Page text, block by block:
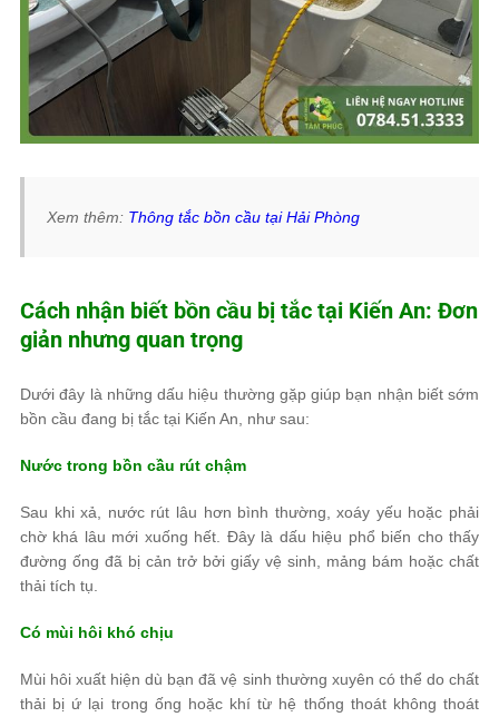
Xem thêm: Thông tắc bồn cầu tại Hải Phòng
Cách nhận biết bồn cầu bị tắc tại Kiến An: Đơn
giản nhưng quan trọng
Dưới đây là những dấu hiệu thường gặp giúp bạn nhận biết sớm
bồn cầu đang bị tắc tại Kiến An, như sau:
Nước trong bồn cầu rút chậm
Sau khi xả, nước rút lâu hơn bình thường, xoáy yếu hoặc phải
chờ khá lâu mới xuống hết. Đây là dấu hiệu phổ biến cho thấy
đường ống đã bị cản trở bởi giấy vệ sinh, mảng bám hoặc chất
thải tích tụ.
Có mùi hôi khó chịu
Mùi hôi xuất hiện dù bạn đã vệ sinh thường xuyên có thể do chất
thải bị ứ lại trong ống hoặc khí từ hệ thống thoát không thoát